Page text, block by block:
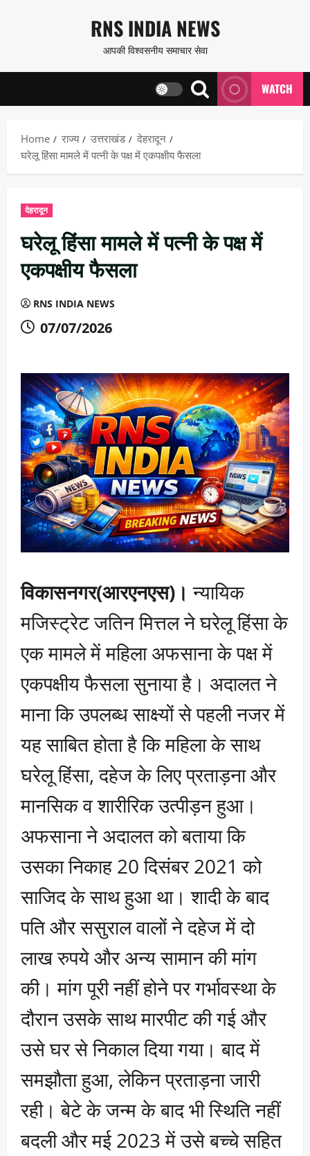
content
RNS INDIA NEWS
आपकी विश्वसनीय समाचार सेवा
WATCH
Home राज्य उत्तराखंड
देहरादून
घरेलू हिंसा मामले में पत्नी के पक्ष में एकपक्षीय फैसला
देहरादून
घरेलू हिंसा मामले में पत्नी के पक्ष में
एकपक्षीय फैसला
RNS INDIA NEWS
07/07/2026
विकासनगर(आरएनएस)। न्यायिक
मजिस्ट्रेट जतिन मित्तल ने घरेलू हिंसा के
एक मामले में महिला अफसाना के पक्ष में
एकपक्षीय फैसला सुनाया है। अदालत ने
माना कि उपलब्ध साक्ष्यों से पहली नजर में
यह साबित होता है कि महिला के साथ
घरेलू हिंसा, दहेज के लिए प्रताड़ना और
मानसिक व शारीरिक उत्पीड़न हुआ।
अफसाना ने अदालत को बताया कि
उसका निकाह 20 दिसंबर 2021 को
साजिद के साथ हुआ था। शादी के बाद
पति और ससुराल वालों ने दहेज में दो
लाख रुपये और अन्य सामान की मांग
की। मांग पूरी नहीं होने पर गर्भावस्था के
दौरान उसके साथ मारपीट की गई और
उसे घर से निकाल दिया गया। बाद में
समझौता हुआ, लेकिन प्रताड़ना जारी
रही। बेटे के जन्म के बाद भी स्थिति नहीं
बदली और मई 2023 में उसे बच्चे सहित